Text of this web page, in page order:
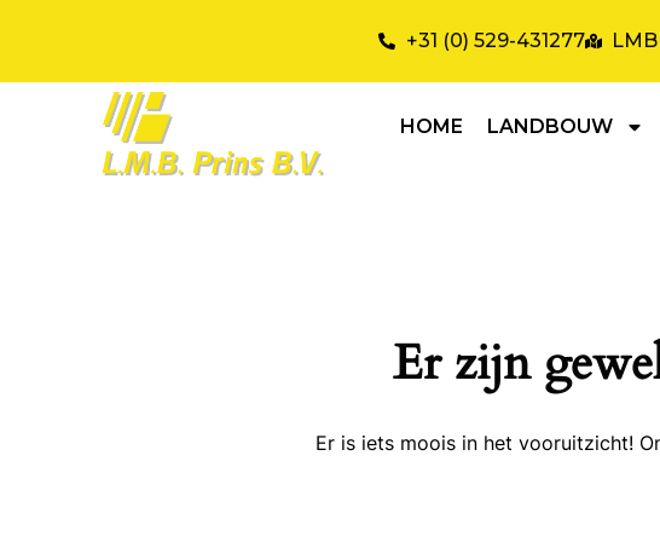
+31 (0) 529-431277
HOME LANDBOUW
Er zijn
Er is iets moois in het vooruitzicht!